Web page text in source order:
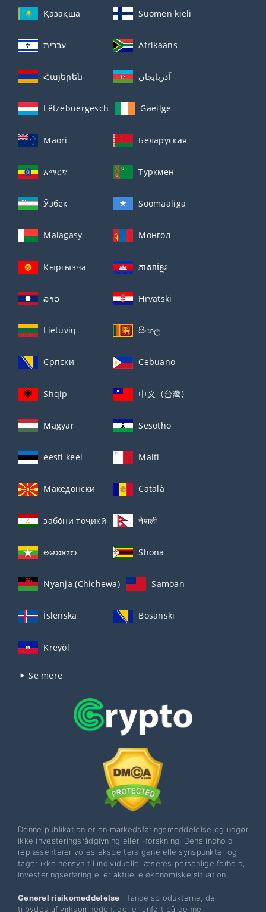
Қазақша Suomen kieli
עברית Afrikaans
Հայերեն آذربايجان
Lëtzebuergesch Gaeilge
Maori Беларуская
አማርኛ Туркмен
Ўзбек Soomaaliga
Malagasy Монгол
Кыргызча ភាសាខ្មែរ
ລາວ Hrvatski
Lietuvių සිංහල
Српски Cebuano
Shqip 中文（台灣）
Magyar Sesotho
eesti keel Malti
Македонски Català
забо́ни тоҷикӣ́ नेपाली
ဗမာစကာ Shona
Nyanja (Chichewa) Samoan
Íslenska Bosanski
Kreyòl
Se mere
Denne publikation er en markedsføringsmeddelelse og udgør
ikke investeringsrådgivning eller -forskning. Dens indhold
repræsenterer vores eksperters generelle synspunkter og
tager ikke hensyn til individuelle læseres personlige forhold,
investeringserfaring eller aktuelle økonomiske situation.
Generel risikomeddelelse: Handelsprodukterne, der
tilbydes af virksomheden, der er anført på denne